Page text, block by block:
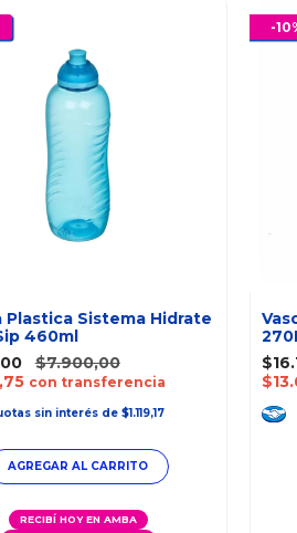
Plastica Sistema Hidrate
460ml
$7.900,00
con transferencia
sin interés de $1.119,17
RECIBÍ HOY EN AMBA
-10